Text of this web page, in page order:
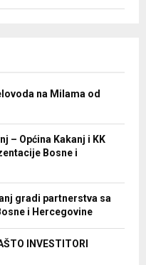
na Milama od
– Općina Kakanj i KK
Bosne i
gradi partnerstva sa
i Hercegovine
INVESTITORI